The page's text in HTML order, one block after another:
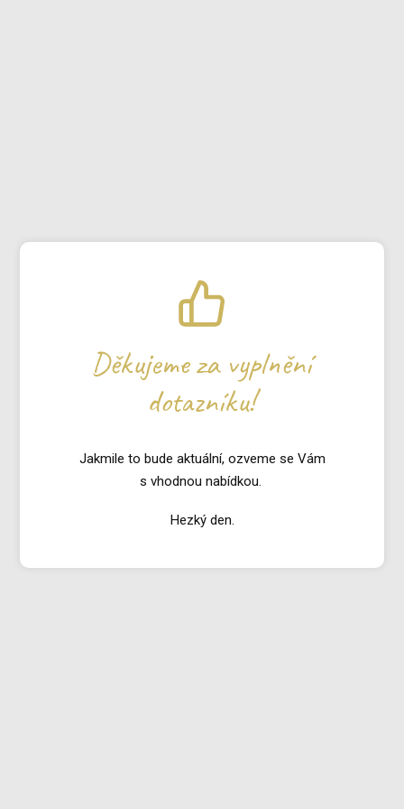
Děkujeme za vyplnění
dotazníku!
Jakmile to bude aktuální, ozveme se Vám
s vhodnou nabídkou.
Hezký den.